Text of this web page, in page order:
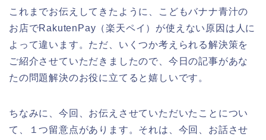
これまでお伝えしてきたように、こどもバナナ青汁の
お店でRakutenPay（楽天ペイ）が使えない原因は人に
よって違います。ただ、いくつか考えられる解決策を
ご紹介させていただきましたので、今日の記事があな
たの問題解決のお役に立てると嬉しいです。
ちなみに、今回、お伝えさせていただいたことについ
て、１つ留意点があります。それは、今回、お話させ